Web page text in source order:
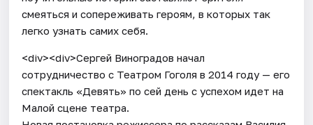
смеяться и сопереживать героям, в которых так
легко узнать самих себя.
<div><div>Сергей Виноградов начал
сотрудничество с Театром Гоголя в 2014 году — его
спектакль «Девять» по сей день с успехом идет на
Малой сцене театра.